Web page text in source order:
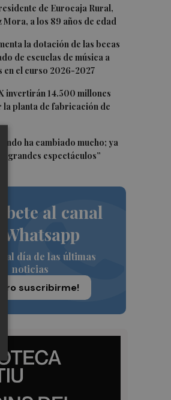
de Eurocaja Rural,
Mora, a los 89 años de edad
la dotación de las becas
de escuelas de música a
en el curso 2026-2027
invertirán 14.500 millones
planta de fabricación de
ha cambiado mucho; ya
grandes espectáculos”
al canal
Whatsapp
al día de las últimas
noticias
suscribirme!